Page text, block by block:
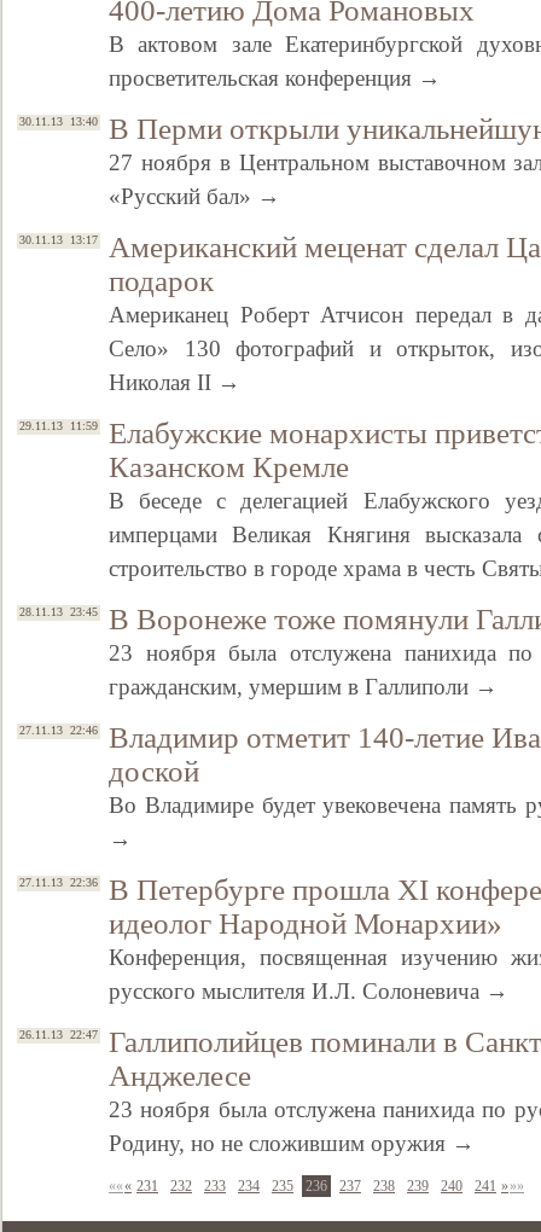
400-летию Дома Романовых
В актовом зале Екатеринбургской
просветительская конференция →
30.11.13 13:40 В Перми открыли
27 ноября в Центральном выставочном
«Русский бал» →
30.11.13 13:17
Американский меценат сделал
подарок
Американец Роберт Атчисон передал в
Село» 130 фотографий и открыток,
Николая II →
29.11.13 11:59
Елабужские монархисты
Казанском Кремле
В беседе с делегацией Елабужского
имперцами Великая Княгиня высказала
строительство в городе храма в честь
28.11.13 23:45 В Воронеже тоже помянули
23 ноября была отслужена панихида
гражданским, умершим в Галлиполи →
27.11.13 22:46
Владимир отметит 140-летие
доской
Во Владимире будет увековечена память
→
27.11.13 22:36
В Петербурге прошла XI
идеолог Народной Монархии»
Конференция, посвященная изучению
русского мыслителя И.Л. Солоневича →
26.11.13 22:47
Галлиполийцев поминали в
Анджелесе
23 ноября была отслужена панихида по
Родину, но не сложившим оружия →
««« 231 232 233 234 235 236 237 238 239 240 241 »»»